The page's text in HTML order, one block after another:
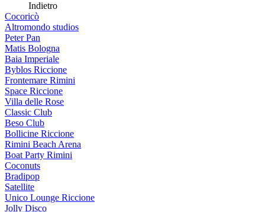
Indietro
Cocoricò
Altromondo studios
Peter Pan
Matis Bologna
Baia Imperiale
Byblos Riccione
Frontemare Rimini
Space Riccione
Villa delle Rose
Classic Club
Beso Club
Bollicine Riccione
Rimini Beach Arena
Boat Party Rimini
Coconuts
Bradipop
Satellite
Unico Lounge Riccione
Jolly Disco